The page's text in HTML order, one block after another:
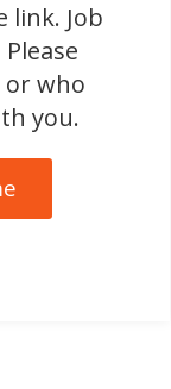
link. Job
who
you.